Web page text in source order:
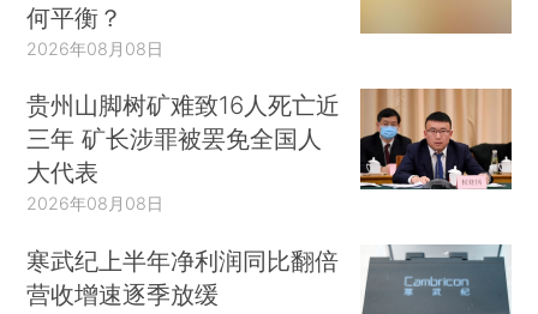
何平衡？
2026年08月08日
贵州山脚树矿难致16人死亡近
三年 矿长涉罪被罢免全国人
大代表
2026年08月08日
寒武纪上半年净利润同比翻倍
营收增速逐季放缓